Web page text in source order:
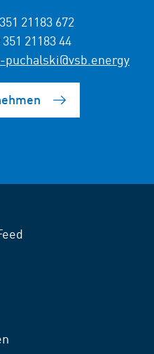
21183 672
351 21183 44